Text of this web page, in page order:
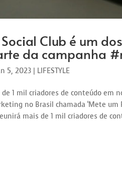
Club é um
da campanha
5, 2023 | LIFESTYLE
1 mil criadores de conteúdo em
no Brasil chamada ‘Mete
mais de 1 mil criadores de